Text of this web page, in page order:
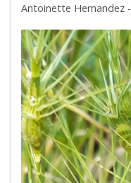
Antoinette Hernandez -